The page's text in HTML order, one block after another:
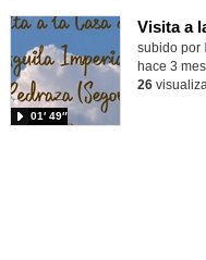
subido por
01′ 49″
hace 3
26